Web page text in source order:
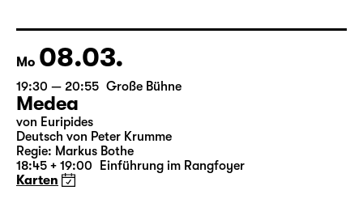
18:45 + 19:00 Einführung im Rangfoyer
Karten
Mo 08.03.
19:30 — 20:55 Große Bühne
Medea
von Euripides